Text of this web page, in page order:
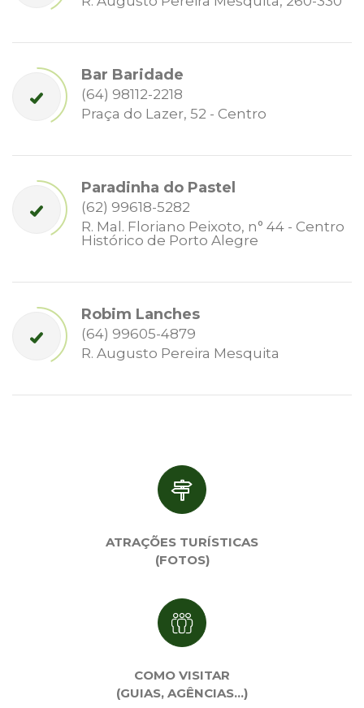
Bar Baridade
(64) 98112-2218
Praça do Lazer, 52 - Centro
Paradinha do Pastel
(62) 99618-5282
R. Mal. Floriano Peixoto, n° 44 - Centro
Histórico de Porto Alegre
Robim Lanches
(64) 99605-4879
R. Augusto Pereira Mesquita
ATRAÇÕES TURÍSTICAS
(FOTOS)
COMO VISITAR
(GUIAS, AGÊNCIAS…)